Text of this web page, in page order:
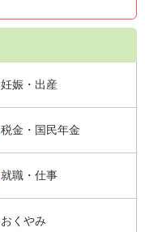
妊娠・出産
税金・国民年金
就職・仕事
おくやみ